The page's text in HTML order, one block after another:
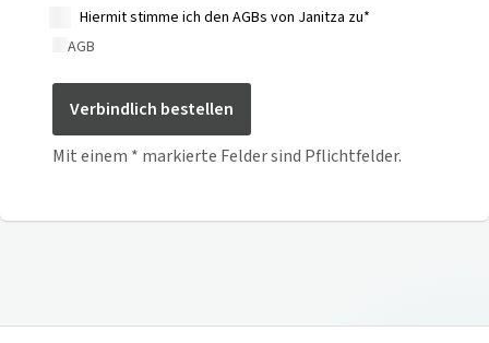
Hiermit stimme ich den AGBs von Janitza zu*
AGB
Verbindlich bestellen
Mit einem * markierte Felder sind Pflichtfelder.